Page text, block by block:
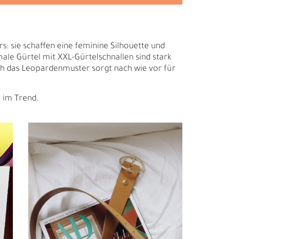
M
E
F
Ü
sie schaffen eine feminine Silhouette und
Gürtel mit XXL-Gürtelschnallen sind stark
das Leopardenmuster sorgt nach wie vor für
im Trend.